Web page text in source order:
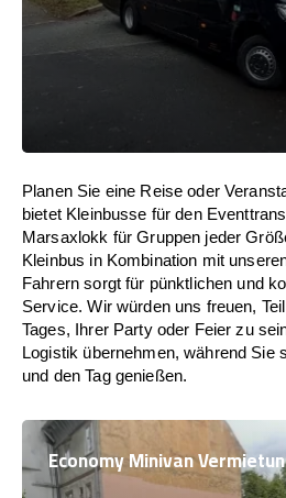
Planen Sie eine Reise oder
bietet Kleinbusse für den
Marsaxlokk für Gruppen jeder
Kleinbus in Kombination mit
Fahrern sorgt für pünktlichen und
Service. Wir würden uns freuen,
Tages, Ihrer Party oder Feier zu
Logistik übernehmen, während Sie
und den Tag genießen.
Economy Minivan